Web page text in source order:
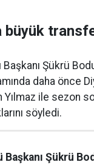
büyük
Şükrü
daha önce
Yılmaz ile sezon
söyledi.
Şükrü